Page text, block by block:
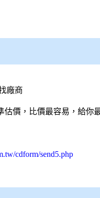
廠商
價，比價最容易，給你
cdform/send5.php